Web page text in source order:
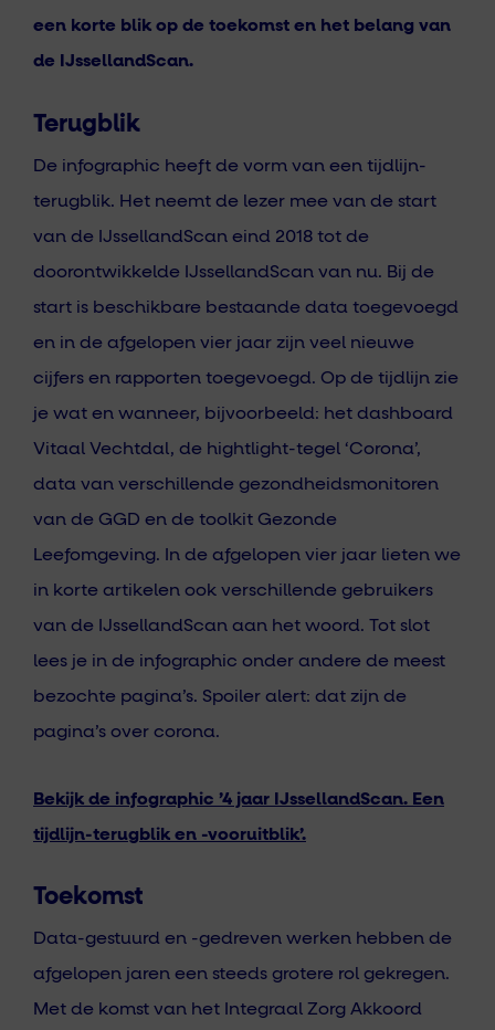
een korte blik op de toekomst en het belang van
de IJssellandScan.
Terugblik
De infographic heeft de vorm van een tijdlijn-
terugblik. Het neemt de lezer mee van de start
van de IJssellandScan eind 2018 tot de
doorontwikkelde IJssellandScan van nu. Bij de
start is beschikbare bestaande data toegevoegd
en in de afgelopen vier jaar zijn veel nieuwe
cijfers en rapporten toegevoegd. Op de tijdlijn zie
je wat en wanneer, bijvoorbeeld: het dashboard
Vitaal Vechtdal, de hightlight-tegel ‘Corona’,
data van verschillende gezondheidsmonitoren
van de GGD en de toolkit Gezonde
Leefomgeving. In de afgelopen vier jaar lieten we
in korte artikelen ook verschillende gebruikers
van de IJssellandScan aan het woord. Tot slot
lees je in de infographic onder andere de meest
bezochte pagina’s. Spoiler alert: dat zijn de
pagina’s over corona.
Bekijk de infographic ’4 jaar IJssellandScan. Een
tijdlijn-terugblik en -vooruitblik’.
Toekomst
Data-gestuurd en -gedreven werken hebben de
afgelopen jaren een steeds grotere rol gekregen.
Met de komst van het Integraal Zorg Akkoord